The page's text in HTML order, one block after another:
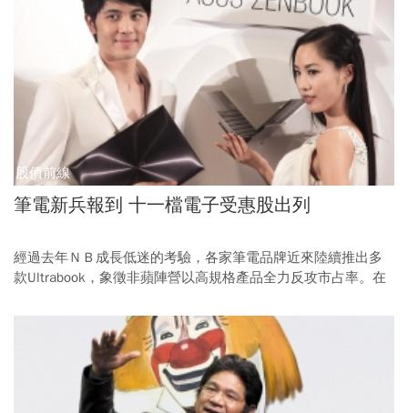
股債前線
筆電新兵報到 十一檔電子受惠股出列
經過去年ＮＢ成長低迷的考驗，各家筆電品牌近來陸續推出多
款Ultrabook，象徵非蘋陣營以高規格產品全力反攻市占率。在
牌商下半年營收可望逐步反映，為龍年電子股行情帶來利多曙